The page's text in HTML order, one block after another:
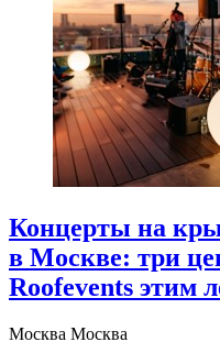
Концерты на
в Москве: три
Roofevents этим
Москва Москва